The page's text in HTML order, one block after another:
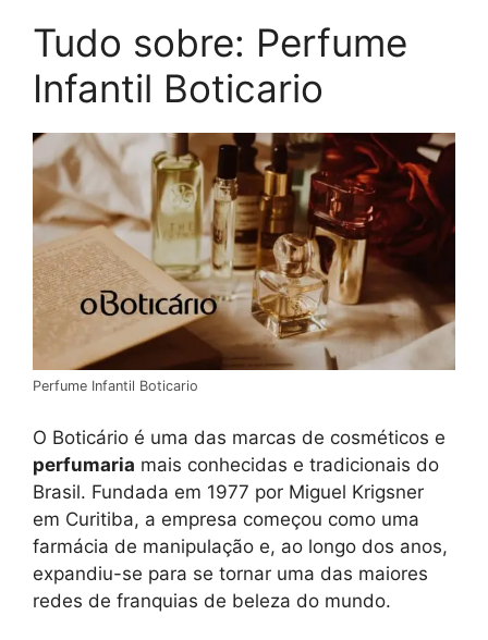
Tudo sobre: Perfume
Infantil Boticario
Perfume Infantil Boticario
O Boticário é uma das marcas de cosméticos e
perfumaria mais conhecidas e tradicionais do
Brasil. Fundada em 1977 por Miguel Krigsner
em Curitiba, a empresa começou como uma
farmácia de manipulação e, ao longo dos anos,
expandiu-se para se tornar uma das maiores
redes de franquias de beleza do mundo.